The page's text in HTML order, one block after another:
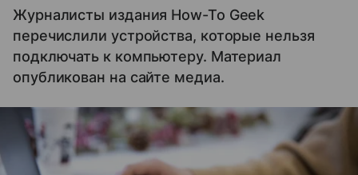
Журналисты издания How-To Geek
перечислили устройства, которые нельзя
подключать к компьютеру. Материал
опубликован на сайте медиа.